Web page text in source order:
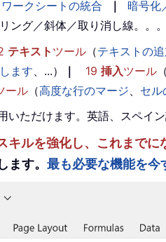
ワークシートの統合 ｜ 暗号化
ング／斜体／取り消し線。。。
テキスト ツール （テキストの
ます、...） ｜ 19 挿入ツール （
ール （高度な行のマージ、 セル
いただけます。英語、スペイ
ルを強化し、これまでに
す。 最も必要な機能を今